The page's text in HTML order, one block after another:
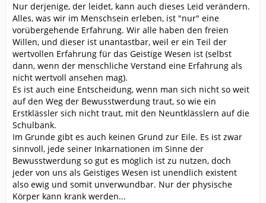
Nur derjenige, der leidet, kann auch dieses Leid verändern.
Alles, was wir im Menschsein erleben, ist "nur" eine
vorübergehende Erfahrung. Wir alle haben den freien
Willen, und dieser ist unantastbar, weil er ein Teil der
wertvollen Erfahrung für das Geistige Wesen ist (selbst
dann, wenn der menschliche Verstand eine Erfahrung als
nicht wertvoll ansehen mag).
Es ist auch eine Entscheidung, wenn man sich nicht so weit
auf den Weg der Bewusstwerdung traut, so wie ein
Erstklässler sich nicht traut, mit den Neuntklässlern auf die
Schulbank.
Im Grunde gibt es auch keinen Grund zur Eile. Es ist zwar
sinnvoll, jede seiner Inkarnationen im Sinne der
Bewusstwerdung so gut es möglich ist zu nutzen, doch
jeder von uns als Geistiges Wesen ist unendlich existent
also ewig und somit unverwundbar. Nur der physische
Körper kann krank werden...